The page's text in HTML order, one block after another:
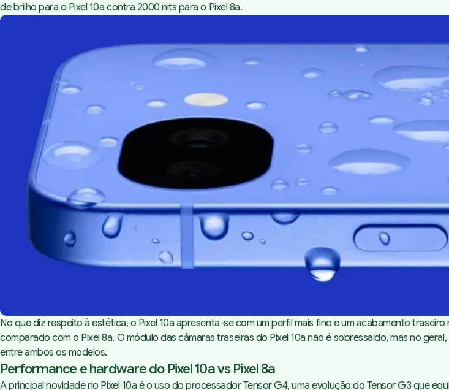
de brilho para o Pixel 10a contra 2000 nits para o Pixel 8a.
No que diz respeito à estética, o Pixel 10a apresenta-se com um perfil mais fino e um acabamento
comparado com o Pixel 8a. O módulo das câmaras traseiras do Pixel 10a não é sobressaído, mas no
entre ambos os modelos.
Performance e hardware do Pixel 10a vs Pixel 8a
A principal novidade no Pixel 10a é o uso do processador Tensor G4, uma evolução do Tensor G3 que